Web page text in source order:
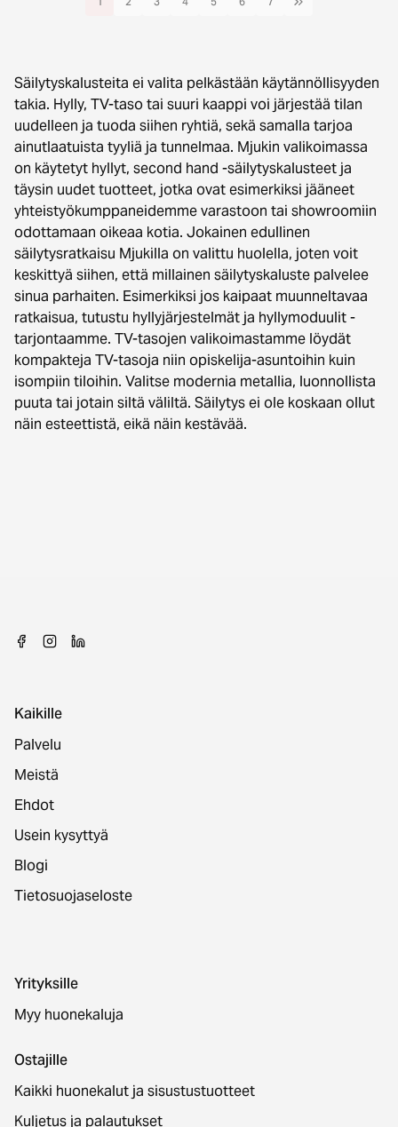
Säilytyskalusteita ei valita pelkästään käytännöllisyyden
takia. Hylly, TV-taso tai suuri kaappi voi järjestää tilan
uudelleen ja tuoda siihen ryhtiä, sekä samalla tarjoa
ainutlaatuista tyyliä ja tunnelmaa. Mjukin valikoimassa
on käytetyt hyllyt, second hand -säilytyskalusteet ja
täysin uudet tuotteet, jotka ovat esimerkiksi jääneet
yhteistyökumppaneidemme varastoon tai showroomiin
odottamaan oikeaa kotia. Jokainen edullinen
säilytysratkaisu Mjukilla on valittu huolella, joten voit
keskittyä siihen, että millainen säilytyskaluste palvelee
sinua parhaiten. Esimerkiksi jos kaipaat muunneltavaa
ratkaisua, tutustu hyllyjärjestelmät ja hyllymoduulit -
tarjontaamme. TV-tasojen valikoimastamme löydät
kompakteja TV-tasoja niin opiskelija-asuntoihin kuin
isompiin tiloihin. Valitse modernia metallia, luonnollista
puuta tai jotain siltä väliltä. Säilytys ei ole koskaan ollut
näin esteettistä, eikä näin kestävää.
Kaikille
Palvelu
Meistä
Ehdot
Usein kysyttyä
Blogi
Tietosuojaseloste
Yrityksille
Myy huonekaluja
Ostajille
Kaikki huonekalut ja sisustustuotteet
Kuljetus ja palautukset